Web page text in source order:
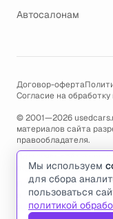
Автосалонам
Договор-оферта
Согласие на
© 2001—2026
материалов сайта
правообладателя.
Пользуясь сайтом, вы
политикой обработки
По всем вопросам
и проблемами
support@usedcars.ru
Мы используем
для сбора
пользоваться
политикой